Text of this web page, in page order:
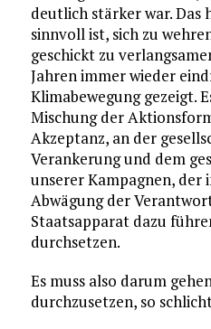
deutlich stärker war. Das
sinnvoll ist, sich zu
geschickt zu
Jahren immer wieder
Klimabewegung gezeigt.
Mischung der
Akzeptanz, an der
Verankerung und dem
unserer Kampagnen, der
Abwägung der
Staatsapparat dazu
durchsetzen.
Es muss also darum
durchzusetzen, so